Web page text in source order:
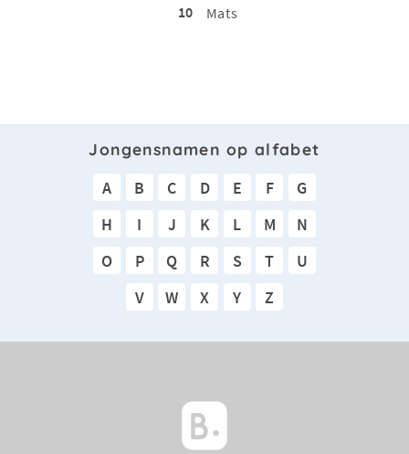
10 Mats
Jongensnamen op alfabet
A B C D E F
G
H
I J K L M
N
O
P Q R S T
U
V
W X Y Z